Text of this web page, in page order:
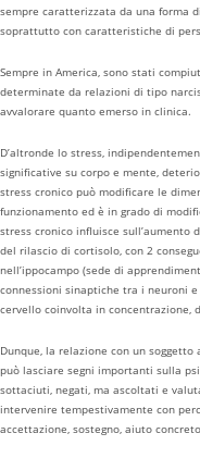
sempre caratterizzata da una forma
soprattutto con caratteristiche di
Sempre in America, sono stati
determinate da relazioni di tipo
avvalorare quanto emerso in clinica.
D’altronde lo stress,
significative su corpo e mente,
stress cronico può modificare le
funzionamento ed è in grado di
stress cronico influisce sull’aumento
del rilascio di cortisolo, con 2
nell’ippocampo (sede di
connessioni sinaptiche tra i neuroni
cervello coinvolta in concentrazione,
Dunque, la relazione con un
può lasciare segni importanti sulla
sottaciuti, negati, ma ascoltati e
intervenire tempestivamente con
accettazione, sostegno, aiuto